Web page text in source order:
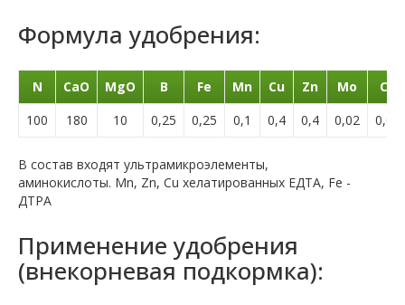
Формула удобрения:
N CaO MgO B Fe Mn Cu Zn Mo
Co
100
180 10 0,25 0,25 0,1 0,4 0,4 0,02 0,01
В состав входят ультрамикроэлементы,
аминокислоты. Mn, Zn, Cu хелатированных EДTA, Fe -
ДTPA
Применение удобрения
(внекорневая подкормка):